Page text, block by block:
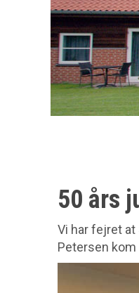
50 års
Vi har fejret at
Petersen